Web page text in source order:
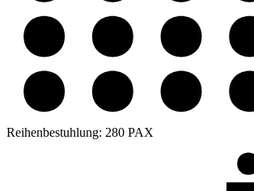
Reihenbestuhlung: 280 PAX